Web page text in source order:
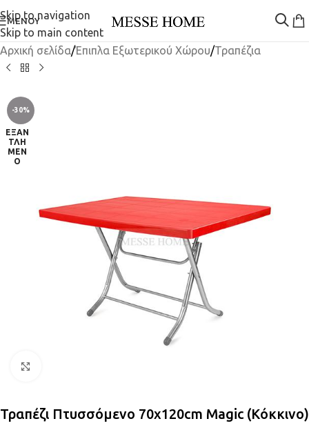
Skip to navigation
Skip to main content
ΜΕΝΟΎ
Αρχική σελίδα/Έπιπλα Εξωτερικού Χώρου/Τραπέζια
-30%
ΕΞΑΝ
ΤΛΗ
ΜΈΝ
Ο
Τραπέζι Πτυσσόμενο 70x120cm Magic (Κόκκινο)